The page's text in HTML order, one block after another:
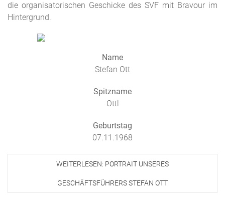
die organisatorischen Geschicke des SVF mit Bravour im
Hintergrund.
Name
Stefan Ott
Spitzname
Ottl
Geburtstag
07.11.1968
WEITERLESEN: PORTRAIT UNSERES
GESCHÄFTSFÜHRERS STEFAN OTT